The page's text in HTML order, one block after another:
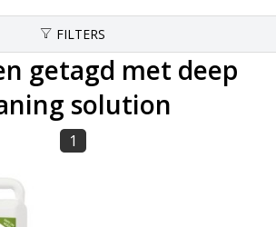
FILTERS
getagd met deep
solution
1